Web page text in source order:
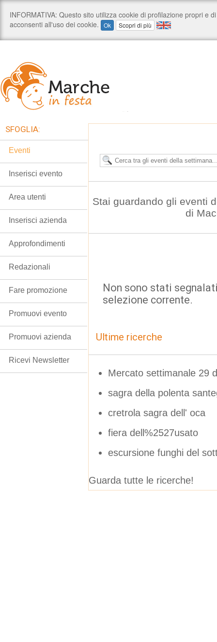
Stai guardando gli eventi
di
Non sono stati
selezione corrente.
Ultime ricerche
Mercato settimanale 29
sagra della polenta
cretrola sagra dell' oca
fiera dell%2527usato
escursione funghi del
Guarda tutte le ricerche!
SFOGLIA:
Eventi
Inserisci evento
Area utenti
Inserisci azienda
Approfondimenti
Redazionali
Fare promozione
Promuovi evento
Promuovi azienda
Ricevi Newsletter